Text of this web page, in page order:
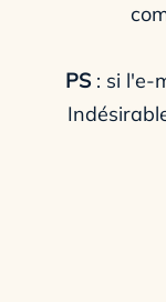
PS : si l'e-